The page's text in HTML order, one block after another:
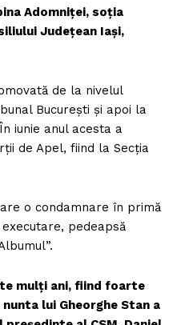
Adomniței, soția
Județean Iași,
de la nivelul
București și apoi la
iunie anul acesta a
de Apel, fiind la Secția
o condamnare în primă
pedeapsă
mulți ani, fiind foarte
lui Gheorghe Stan a